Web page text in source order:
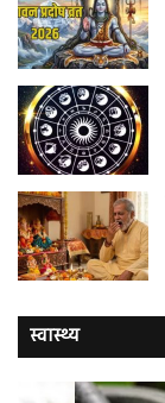
स्वास्थ्य